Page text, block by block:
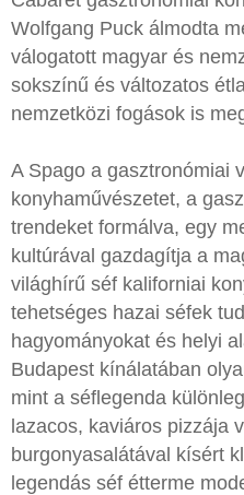
Wolfgang Puck álmodta
válogatott magyar és
sokszínű és változatos
nemzetközi fogások is
A Spago a gasztronómiai
konyhaművészetet, a
trendeket formálva, egy
kultúrával gazdagítja a
világhírű séf kaliforniai
tehetséges hazai séfek
hagyományokat és helyi
Budapest kínálatában
mint a séflegenda
lazacos, kaviáros pizzája
burgonyasalátával kísért
legendás séf étterme